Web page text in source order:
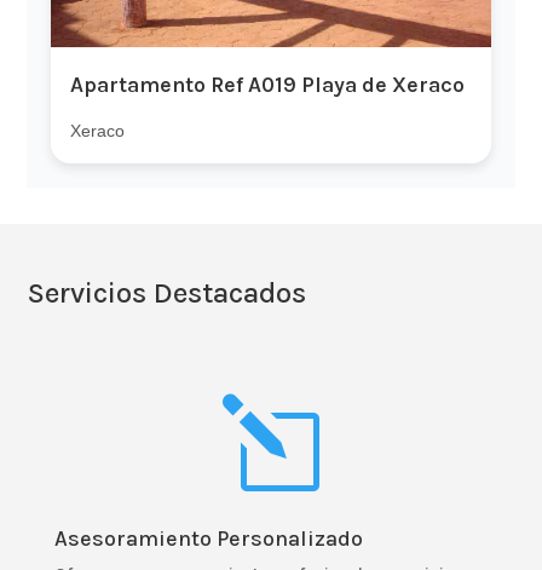
Apartamento Ref A019 Playa de Xeraco
Xeraco
Servicios Destacados
l
Asesoramiento Personalizado